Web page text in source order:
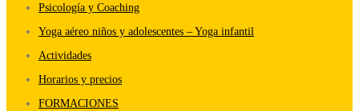
Psicología y Coaching
Yoga aéreo niños y adolescentes – Yoga infantil
Actividades
Horarios y precios
FORMACIONES